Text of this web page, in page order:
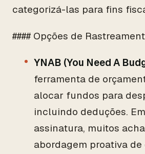
categorizá-las para fins
#### Opções de
YNAB (You Need A
ferramenta de
alocar fundos para
incluindo deduções.
assinatura, muitos
abordagem proativa de